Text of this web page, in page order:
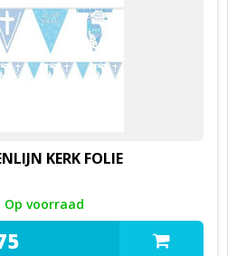
KERK FOLIE
Op voorraad